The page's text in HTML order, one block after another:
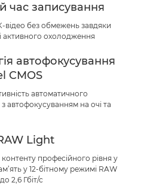
час записування
відео без обмежень завдяки
активного охолодження
автофокусування
CMOS
автоматичного
автофокусуванням на очі та
Light
професійного рівня у
у 12-бітному режимі RAW
2,6 Гбіт/с